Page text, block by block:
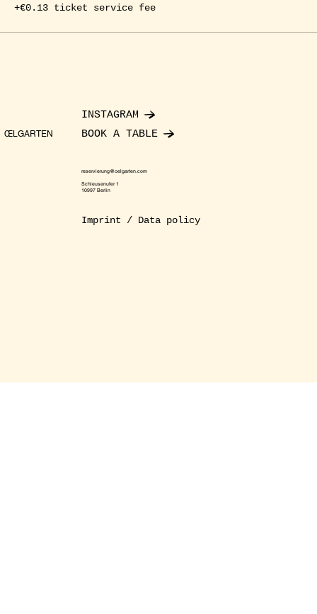
+€0.13 ticket service fee
ŒLGARTEN
INSTAGRAM
BOOK A TABLE
reservierung@oelgarten.com
Schleusenufer 1
10997 Berlin
Imprint / Data policy